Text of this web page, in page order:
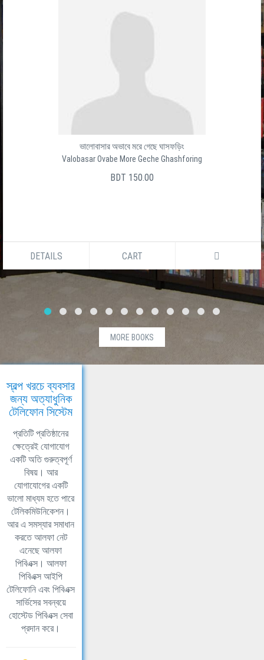
ভালোবাসার অভাবে মরে গেছে ঘাসফড়িং
Valobasar Ovabe More Geche Ghashforing
BDT 150.00
DETAILS CART
MORE BOOKS
স্বল্প খরচে ব্যবসার
জন্য অত্যাধুনিক
টেলিফোন সিস্টেম
প্রতিটি প্রতিষ্ঠানের
ক্ষেত্রেই যোগাযোগ
একটি অতি গুরুত্বপূর্ণ
বিষয়। আর
যোগাযোগের একটি
ভালো মাধ্যম হতে পারে
টেলিকমিউনিকেশন।
আর এ সমস্যার সমাধান
করতে আলফা নেট
এনেছে আলফা
পিবিএক্স। আলফা
পিবিএক্স আইপি
টেলিফোনি এবং পিবিএক্স
সার্ভিসের সবন্বয়ে
হোস্টেড পিবিএক্স সেবা
প্রদান করে।